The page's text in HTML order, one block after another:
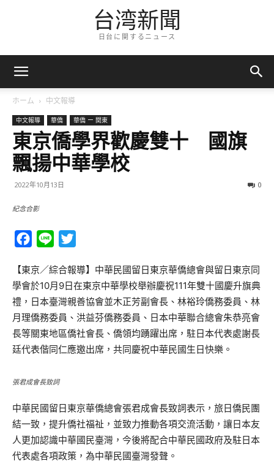
台湾新聞
日台に関するニュース
ホーム 中文報導
中文報導 華僑 華僑 ー 関東
東京僑學界歡慶雙十 國旗
飄揚中華學校
2022年10月13日 0
紀念合影
Facebook
Line
【東京／綜合報導】中華民國留日東京華僑總會與留日東京同
學會於10月9日在東京中華學校舉辦慶祝111年雙十國慶升旗典
禮，日本臺灣親善協會並木正芳副會長、林裕玲僑務委員、林
月理僑務委員、洪益芬僑務委員、日本中華聯合總會朱恭亮會
長等關東地區僑社會長、僑領均踴躍出席，駐日本代表處謝長
廷代表偕同仁應邀出席，共同慶祝中華民國生日快樂。
張君成會長致詞
中華民國留日東京華僑總會張君成會長致詞表示，旅日僑民團
結一致，提升僑社福祉，並致力推動各項交流活動，讓日本友
人更加認識中華國民臺灣，今後將配合中華民國政府及駐日本
代表處各項政策，為中華民國臺灣發聲。